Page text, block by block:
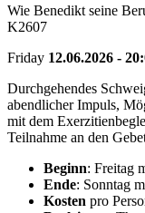
Wie Benedikt seine
K2607
Friday 12.06.2026 -
Durchgehendes
abendlicher Impuls,
mit dem
Teilnahme an den
Beginn: Freitag
Ende: Sonntag
Kosten pro